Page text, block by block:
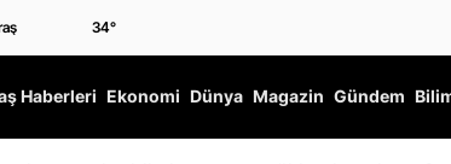
34°
Haberleri Ekonomi Dünya Magazin Gündem